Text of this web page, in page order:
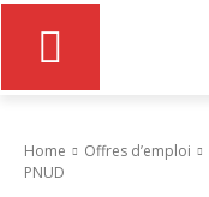
Home Offres d’emploi
PNUD